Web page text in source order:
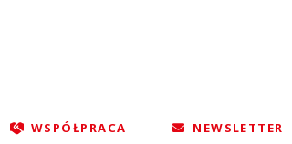
WSPÓŁPRACA NEWSLETTER